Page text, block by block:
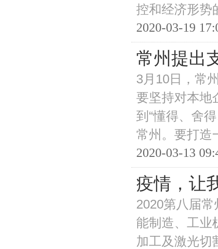
控和经济形
2020-03-19
常州提出
3月10日，常
要坚持对本地
到“懂得、舍
常州。要打
2020-03-13
疫情，让
2020第八届
能制造、工业
加工及激光切